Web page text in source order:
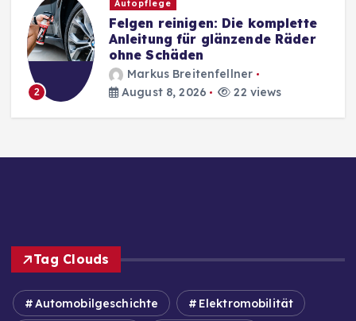
2
Autopflege
Felgen reinigen: Die komplette
Anleitung für glänzende Räder
ohne Schäden
Markus Breitenfellner
August 8, 2026
22 views
Tag Clouds
Automobilgeschichte Elektromobilität